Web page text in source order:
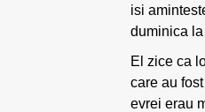
isi
duminica
El zice ca
care au
evrei erau